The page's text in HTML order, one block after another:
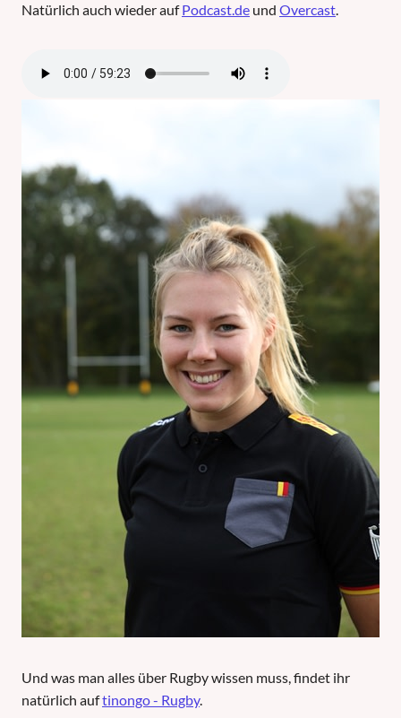
Natürlich auch wieder aufPodcast.de und Overcast.
Und was man alles über Rugby wissen muss, findet ihr
natürlich auftinongo - Rugby.